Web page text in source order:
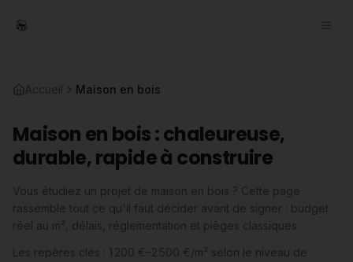
Accueil Maison en bois
Maison en bois : chaleureuse,
durable, rapide à construire
Vous étudiez un projet de maison en bois ? Cette page
rassemble tout ce qu'il faut décider avant de signer : budget
réel au m², délais, réglementation et pièges classiques.
Les repères clés : 1 200 €–2 500 €/m² selon le niveau de